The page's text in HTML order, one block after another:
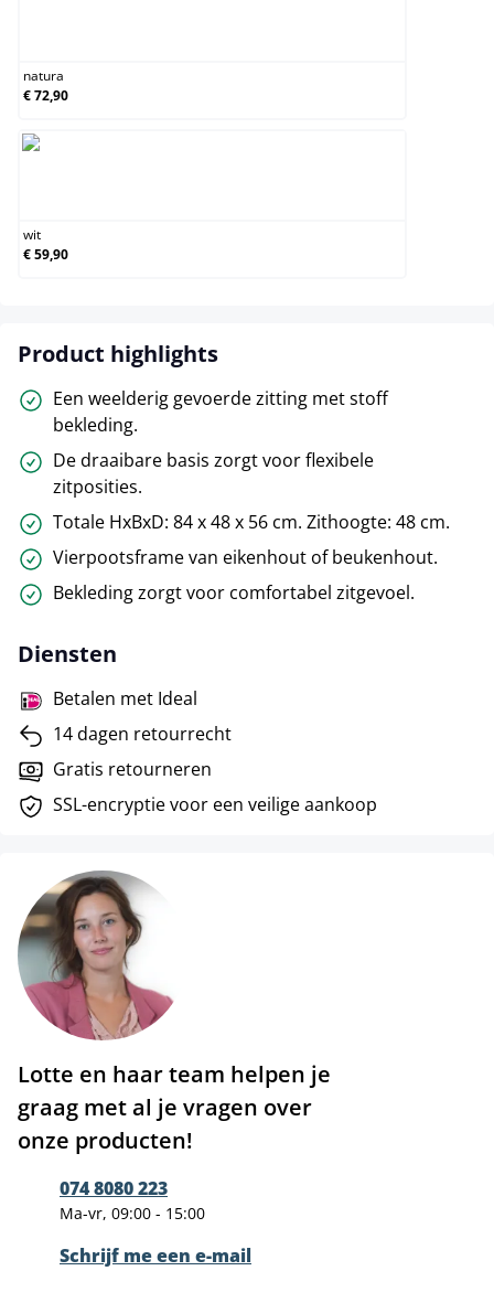
natura
€ 72,90
wit
€ 59,90
Product highlights
Een weelderig gevoerde zitting met stoff
bekleding.
De draaibare basis zorgt voor flexibele
zitposities.
Totale HxBxD: 84 x 48 x 56 cm. Zithoogte: 48 cm.
Vierpootsframe van eikenhout of beukenhout.
Bekleding zorgt voor comfortabel zitgevoel.
Diensten
Betalen met Ideal
14 dagen retourrecht
Gratis retourneren
SSL-encryptie voor een veilige aankoop
Lotte en haar team helpen je
graag met al je vragen over
onze producten!
074 8080 223
Ma-vr, 09:00 - 15:00
Schrijf me een e-mail